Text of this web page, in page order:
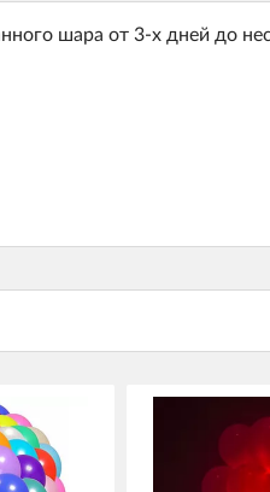
шара от 3-х дней до